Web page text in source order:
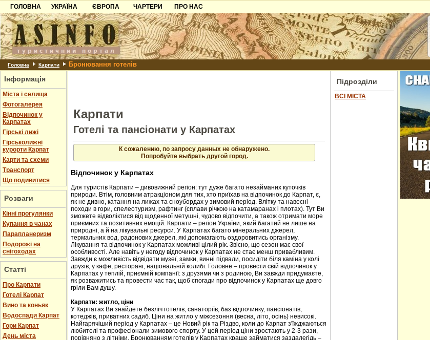
ГОЛОВНА
УКРАЇНА
Карпати
Азов
Причорноморря
Шацьк
ЄВРОПА
Чорногорія
Хорватія
Болгарія
Албанія
ЧАРТЕРИ
ПРО НАС
Контакти
Партнерам
Додати готель
Головна Карпати Бронювання готелів
Інформація
Міста і селища
Фотогалерея
Відпочинок у
Карпатах
Гірські лижі
Гірськолижні
курорти Карпат
Карти та схеми
Транспорт
Що подивитися
Розваги
Кінні прогулянки
Купання в чанах
Парапланеризм
Подорожі на
снігоходах
Статті
Про Карпати
Готелі Карпат
Вино та коньяк
Водоспади Карпат
Гори Карпат
День міста
Карпати
Готелі та пансіонати у Карпатах
К сожалению, по запросу данных не обнаружено.
Попробуйте выбрать другой город.
Відпочинок у Карпатах
Для туристів Карпати – дивовижний регіон: тут дуже багато незайманих куточків
природи. Втім, головним атракціоном для тих, хто приїхав на відпочинок до Карпат, є,
як не дивно, катання на лижах та сноубордах у зимовий період. Влітку та навесні -
походи в гори, спелеотуризм, рафтинг (сплави річкою на катамаранах і плотах). Тут Ви
зможете відволіктися від щоденної метушні, чудово відпочити, а також отримати море
приємних та позитивних емоцій. Карпати – регіон України, який багатий не лише на
природні, а й на лікувальні ресурси. У Карпатах багато мінеральних джерел,
термальних вод, радонових джерел, які допомагають оздоровитись організму.
Лікування та відпочинок у Карпатах можливі цілий рік. Звісно, що сезон має свої
особливості. Але навіть у негоду відпочинок у Карпатах не стає менш привабливим.
Завжди є можливість відвідати музеї, замки, винні підвали, посидіти біля каміна у колі
друзів, у кафе, ресторані, національній колибі. Головне – провести свій відпочинок у
Карпатах у теплій, приємній компанії: з друзями чи з родиною, Ви завжди придумаєте,
як розважитись та провести час так, щоб спогади про відпочинок у Карпатах ще довго
гріли Вам душу.
Карпати: житло, ціни
У Карпатах Ви знайдете безліч готелів, санаторіїв, баз відпочинку, пансіонатів,
котеджів, приватних садиб. Ціни на житло у міжсезоння (весна, літо, осінь) невисокі.
Найгарячіший період у Карпатах – це Новий рік та Різдво, коли до Карпат з'їжджаються
любителі та професіонали зимового спорту. У цей період ціни зростають у 2-3 рази,
порівняно з літніми. Бронюванням готелів у Карпатах краще займатися заздалегідь –
Підрозділи
ВСІ МІСТА